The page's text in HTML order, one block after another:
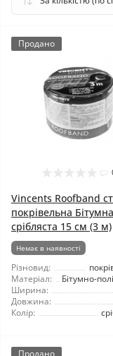
Продано
Vincents Roofband
покрівельна Бітумна
срібляста 15 см (3 м)
Немає в наявності
Різновид:
Матеріал:
Бітумно-
Ширина:
Довжина:
Колір:
Продано